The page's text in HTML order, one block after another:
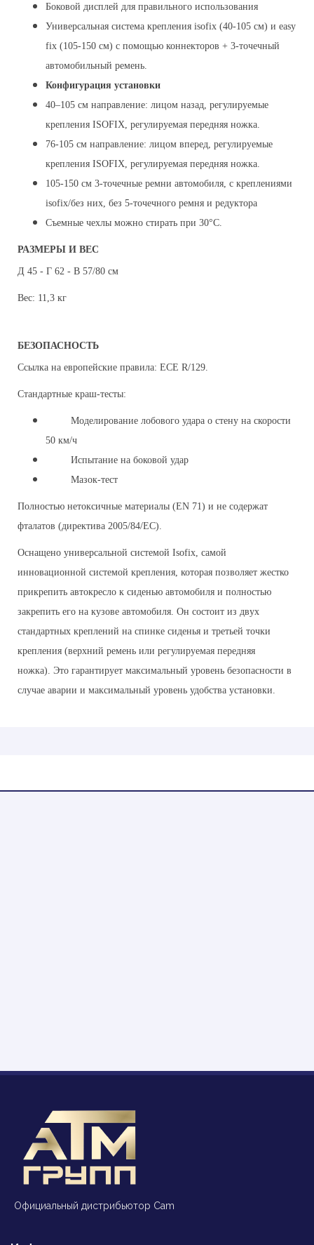
Боковой дисплей для правильного использования
Универсальная система крепления isofix (40-105 см) и easy
fix (105-150 см) с помощью коннекторов + 3-точечный
автомобильный ремень.
Конфигурация установки
40–105 см направление: лицом назад, регулируемые
крепления ISOFIX, регулируемая передняя ножка.
76-105 см направление: лицом вперед, регулируемые
крепления ISOFIX, регулируемая передняя ножка.
105-150 см 3-точечные ремни автомобиля, с креплениями
isofix/без них, без 5-точечного ремня и редуктора
Съемные чехлы можно стирать при 30°C.
РАЗМЕРЫ И ВЕС
Д 45 - Г 62 - В 57/80 см
Вес: 11,3 кг
БЕЗОПАСНОСТЬ
Ссылка на европейские правила: ECE R/129.
Стандартные краш-тесты:
Моделирование лобового удара о стену на скорости
50 км/ч
Испытание на боковой удар
Мазок-тест
Полностью нетоксичные материалы (EN 71) и не содержат
фталатов (директива 2005/84/EC).
Оснащено универсальной системой Isofix, самой
инновационной системой крепления, которая позволяет жестко
прикрепить автокресло к сиденью автомобиля и полностью
закрепить его на кузове автомобиля. Он состоит из двух
стандартных креплений на спинке сиденья и третьей точки
крепления (верхний ремень или регулируемая передняя
ножка). Это гарантирует максимальный уровень безопасности в
случае аварии и максимальный уровень удобства установки.
Официальный дистрибьютор Cam